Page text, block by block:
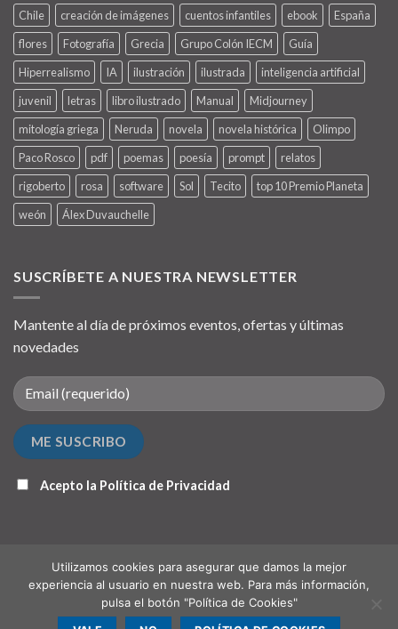
Chile
creación de imágenes cuentos infantiles ebook
España
flores
Fotografía Grecia Grupo Colón IECM
Guía
Hiperrealismo
IA ilustración ilustrada
inteligencia artificial
juvenil
letras libro ilustrado Manual
Midjourney
mitología griega
Neruda novela novela histórica
Olimpo
Paco Rosco
pdf poemas poesía prompt
relatos
rigoberto
rosa software Sol Tecito
top 10 Premio Planeta
weón
Álex Duvauchelle
SUSCRÍBETE A NUESTRA NEWSLETTER
Mantente al día de próximos eventos, ofertas y últimas
novedades
Acepto la Política de Privacidad
QUIÉNES SOMOS
Utilizamos cookies para asegurar que damos la mejor
experiencia al usuario en nuestra web. Para más información,
pulsa el botón "Política de Cookies"